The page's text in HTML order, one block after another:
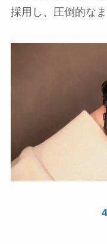
採用し、圧倒的な